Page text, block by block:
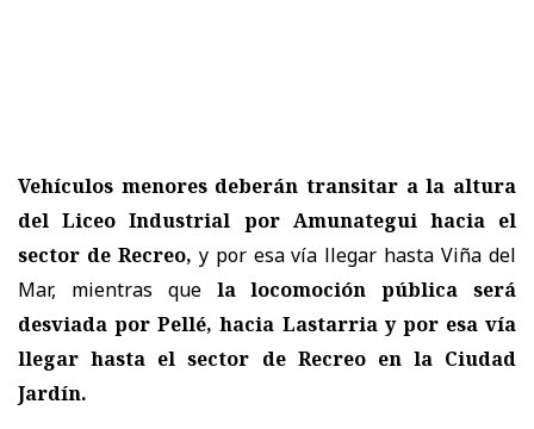
Vehículos menores deberán transitar a la altura
del Liceo Industrial por Amunategui hacia el
sector de Recreo, y por esa vía llegar hasta Viña del
Mar, mientras quela locomoción pública será
desviada por Pellé, hacia Lastarria y por esa vía
llegar hasta el sector de Recreo en la Ciudad
Jardín.